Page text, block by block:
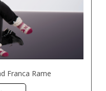
Franca Rame